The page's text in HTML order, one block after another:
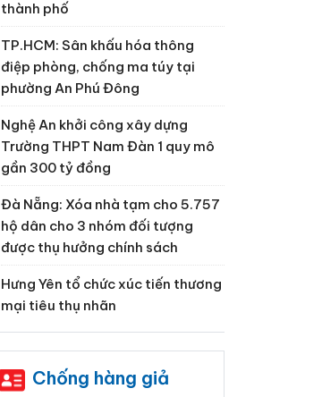
thành phố
TP.HCM: Sân khấu hóa thông
điệp phòng, chống ma túy tại
phường An Phú Đông
Nghệ An khởi công xây dựng
Trường THPT Nam Đàn 1 quy mô
gần 300 tỷ đồng
Đà Nẵng: Xóa nhà tạm cho 5.757
hộ dân cho 3 nhóm đối tượng
được thụ hưởng chính sách
Hưng Yên tổ chức xúc tiến thương
mại tiêu thụ nhãn
Chống hàng giả